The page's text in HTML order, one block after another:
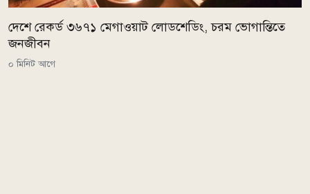
দেশে রেকর্ড ৩৬৭১ মেগাওয়াট লোডশেডিং, চরম ভোগান্তিতে
জনজীবন
০ মিনিট আগে